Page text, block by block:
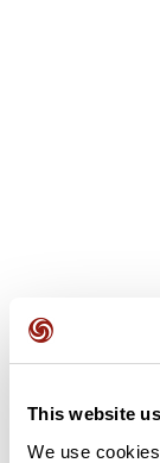
This website
We use